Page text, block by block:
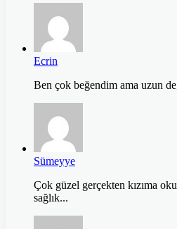
Ecrin
Ben çok beğendim ama uzun
Sümeyye
Çok güzel gerçekten kızıma
sağlık...